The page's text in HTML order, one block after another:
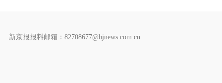
绝”之一，2006年被列入首批国家级非物质
新京报报料邮箱：82708677@bjnews.com.cn